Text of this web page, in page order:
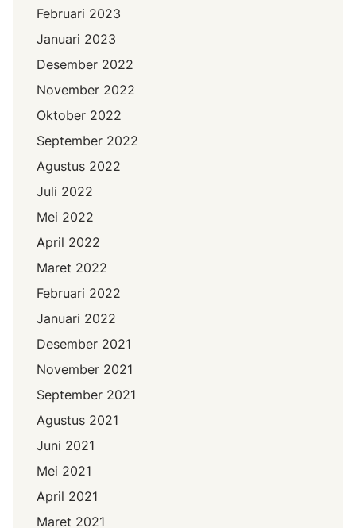
Februari 2023
Januari 2023
Desember 2022
November 2022
Oktober 2022
September 2022
Agustus 2022
Juli 2022
Mei 2022
April 2022
Maret 2022
Februari 2022
Januari 2022
Desember 2021
November 2021
September 2021
Agustus 2021
Juni 2021
Mei 2021
April 2021
Maret 2021